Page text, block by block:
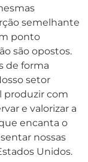
semelhante
ponto
são opostos.
de forma
setor
produzir com
e valorizar a
encanta o
nossas
Unidos.